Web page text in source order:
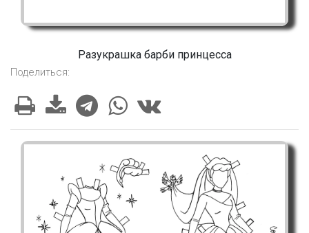
Разукрашка барби принцесса
Поделиться: